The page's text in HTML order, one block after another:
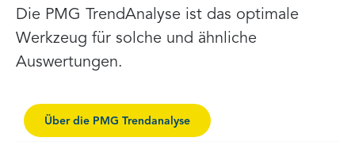
Die PMG TrendAnalyse ist das optimale
Werkzeug für solche und ähnliche
Auswertungen.
Über die PMG Trendanalyse